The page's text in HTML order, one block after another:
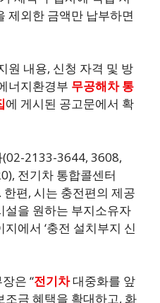
제외한 금액만 납부하면
원 내용, 신청 자격 및 방
너지환경부 무공해차 통
에 게시된 공고문에서 확
2133-3644, 3608,
전기차 통합콜센터
편, 시는 충전편의 제공
설을 원하는 부지소유자
에서 ‘충전 설치부지 신
은 “전기차대중화를 앞
조금 혜택을 확대하고, 화